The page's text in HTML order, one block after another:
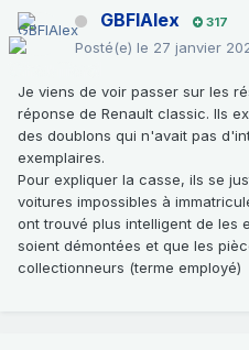
GBFIAlex 317
Posté(e) le 27 janvier
Je viens de voir passer sur les
réponse de Renault classic. Ils
des doublons qui n'avait pas
exemplaires.
Pour expliquer la casse, ils se
voitures impossibles à
ont trouvé plus intelligent de les
soient démontées et que les
collectionneurs (terme employé)